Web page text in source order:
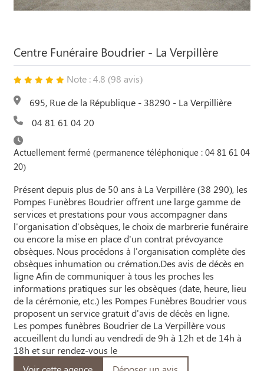
Centre Funéraire Boudrier - La Verpillère
Note : 4.8 (98 avis)
695, Rue de la République - 38290 - La Verpillière
04 81 61 04 20
Actuellement fermé (permanence téléphonique : 04 81 61 04
20)
Présent depuis plus de 50 ans à La Verpillère (38 290), les
Pompes Funèbres Boudrier offrent une large gamme de
services et prestations pour vous accompagner dans
l'organisation d'obsèques, le choix de marbrerie funéraire
ou encore la mise en place d'un contrat prévoyance
obsèques. Nous procédons à l'organisation complète des
obsèques inhumation ou crémation.Des avis de décès en
ligne Afin de communiquer à tous les proches les
informations pratiques sur les obsèques (date, heure, lieu
de la cérémonie, etc.) les Pompes Funèbres Boudrier vous
proposent un service gratuit d'avis de décès en ligne.
Les pompes funèbres Boudrier de La Verpillère vous
accueillent du lundi au vendredi de 9h à 12h et de 14h à
18h et sur rendez-vous le